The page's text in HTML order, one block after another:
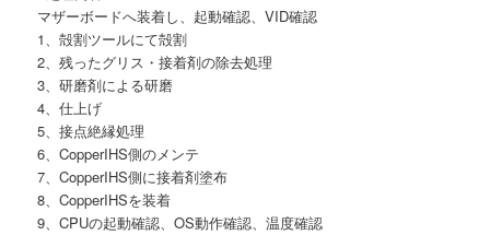
マザーボードへ装着し、起動確認、VID確認
1、殻割ツールにて殻割
2、残ったグリス・接着剤の除去処理
3、研磨剤による研磨
4、仕上げ
5、接点絶縁処理
6、CopperIHS側のメンテ
7、CopperIHS側に接着剤塗布
8、CopperIHSを装着
9、CPUの起動確認、OS動作確認、温度確認